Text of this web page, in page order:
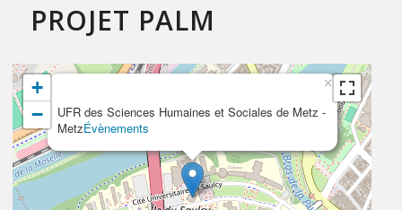
PROJET PALM
UFR des Sciences Humaines et Sociales de Metz -
MetzÉvènements
×
+
−